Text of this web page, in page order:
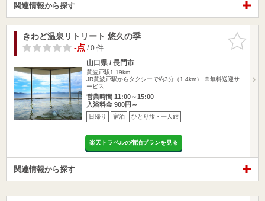
関連情報から探す
お気に入
りに追加
きわど温泉リトリート 悠久の季
-点/ 0 件
山口県 / 長門市
黄波戸駅1.19km
JR黄波戸駅からタクシーで約3分（1.4km） ※無料送迎サ
ービス…
営業時間 11:00～15:00
入浴料金 900円～
日帰り 宿泊 ひとり旅・一人旅
楽天トラベルの宿泊プランを見る
関連情報から探す